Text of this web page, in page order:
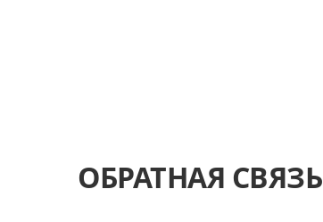
ОБРАТНАЯ СВЯЗЬ